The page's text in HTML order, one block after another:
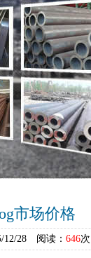
市场价格
12/28 阅读： 646次